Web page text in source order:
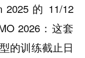
2025 的 11/12
2026：这套
的训练截止日